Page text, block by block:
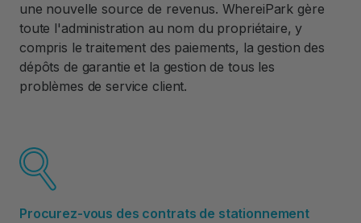
une nouvelle source de revenus. WhereiPark gère
toute l'administration au nom du propriétaire, y
compris le traitement des paiements, la gestion des
dépôts de garantie et la gestion de tous les
problèmes de service client.
Procurez-vous des contrats de stationnement